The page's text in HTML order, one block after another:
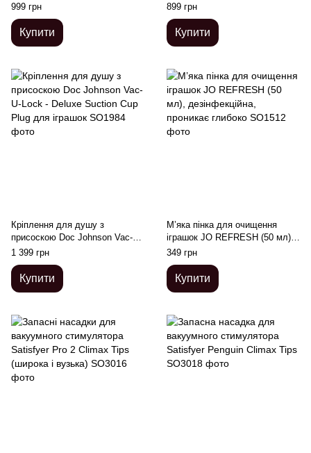
999 грн
Купити
899 грн
Купити
Кріплення для душу з
присоскою Doc Johnson Vac-U-
Lock - Deluxe Suction Cup Plug
для іграшок
1 399 грн
Купити
М’яка пінка для очищення
іграшок JO REFRESH (50 мл),
дезінфекційна, проникає
глибоко
349 грн
Купити